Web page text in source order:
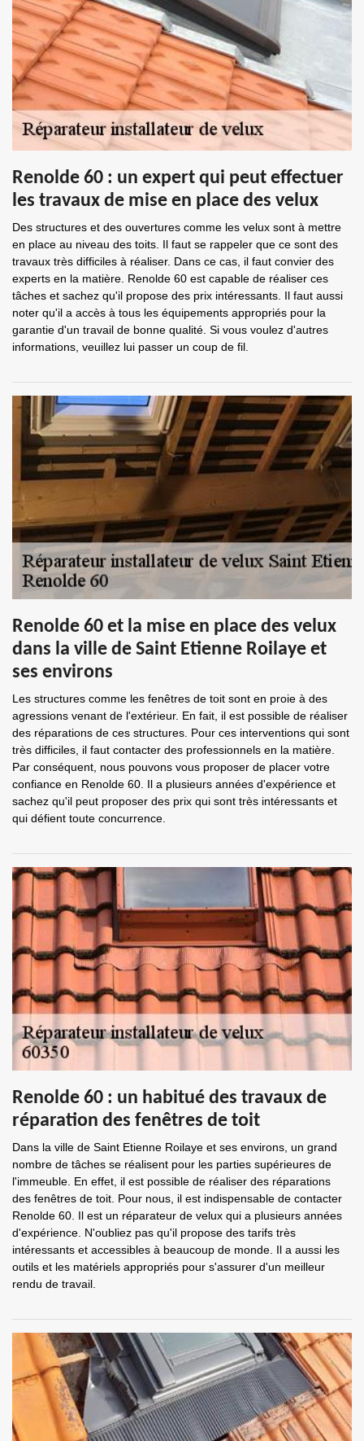
Renolde 60 : un expert qui peut effectuer
les travaux de mise en place des velux
Des structures et des ouvertures comme les velux sont à mettre
en place au niveau des toits. Il faut se rappeler que ce sont des
travaux très difficiles à réaliser. Dans ce cas, il faut convier des
experts en la matière. Renolde 60 est capable de réaliser ces
tâches et sachez qu'il propose des prix intéressants. Il faut aussi
noter qu'il a accès à tous les équipements appropriés pour la
garantie d'un travail de bonne qualité. Si vous voulez d'autres
informations, veuillez lui passer un coup de fil.
Renolde 60 et la mise en place des velux
dans la ville de Saint Etienne Roilaye et
ses environs
Les structures comme les fenêtres de toit sont en proie à des
agressions venant de l'extérieur. En fait, il est possible de réaliser
des réparations de ces structures. Pour ces interventions qui sont
très difficiles, il faut contacter des professionnels en la matière.
Par conséquent, nous pouvons vous proposer de placer votre
confiance en Renolde 60. Il a plusieurs années d'expérience et
sachez qu'il peut proposer des prix qui sont très intéressants et
qui défient toute concurrence.
Renolde 60 : un habitué des travaux de
réparation des fenêtres de toit
Dans la ville de Saint Etienne Roilaye et ses environs, un grand
nombre de tâches se réalisent pour les parties supérieures de
l'immeuble. En effet, il est possible de réaliser des réparations
des fenêtres de toit. Pour nous, il est indispensable de contacter
Renolde 60. Il est un réparateur de velux qui a plusieurs années
d'expérience. N'oubliez pas qu'il propose des tarifs très
intéressants et accessibles à beaucoup de monde. Il a aussi les
outils et les matériels appropriés pour s'assurer d'un meilleur
rendu de travail.